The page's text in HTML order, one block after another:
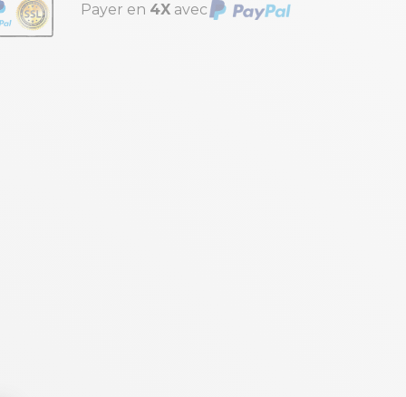
Payer en 4Xavec